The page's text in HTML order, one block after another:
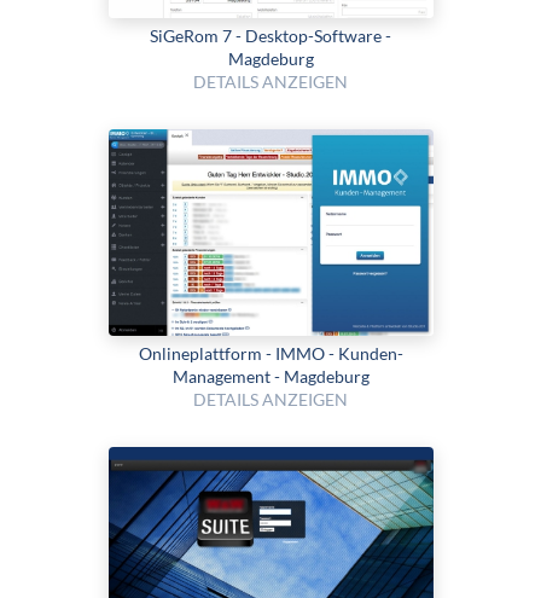
SiGeRom 7 - Desktop-Software -
Magdeburg
DETAILS ANZEIGEN
Onlineplattform - IMMO - Kunden-
Management - Magdeburg
DETAILS ANZEIGEN